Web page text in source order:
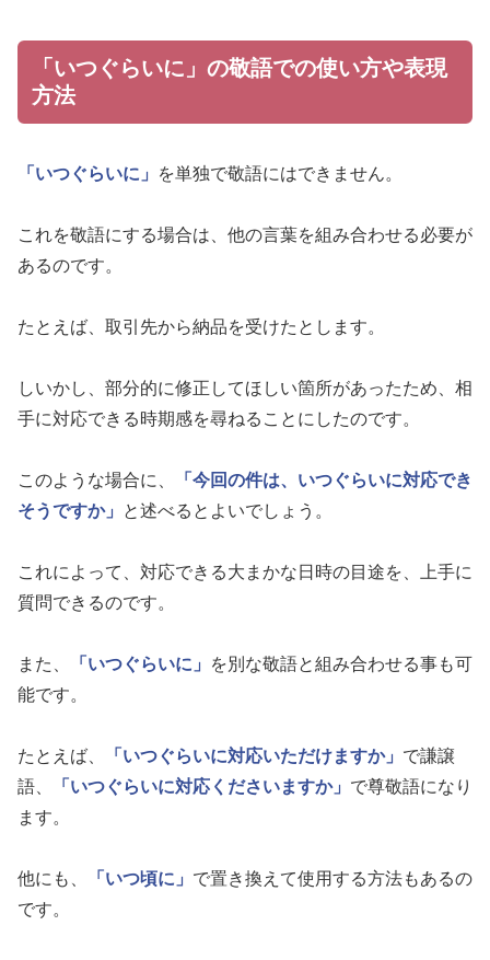
「いつぐらいに」の敬語での使い方や表現
方法
「いつぐらいに」 を単独で敬語にはできません。
これを敬語にする場合は、他の言葉を組み合わせる必要が
あるのです。
たとえば、取引先から納品を受けたとします。
しいかし、部分的に修正してほしい箇所があったため、相
手に対応できる時期感を尋ねることにしたのです。
このような場合に、
「今回の件は、いつぐらいに対応でき
そうですか」
と述べるとよいでしょう。
これによって、対応できる大まかな日時の目途を、上手に
質問できるのです。
また、 「いつぐらいに」
を別な敬語と組み合わせる事も可
能です。
たとえば、 「いつぐらいに対応いただけますか」 で謙譲
語、
「いつぐらいに対応くださいますか」 で尊敬語になり
ます。
他にも、 「いつ頃に」 で置き換えて使用する方法もあるの
です。